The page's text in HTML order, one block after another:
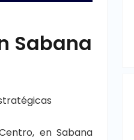
Sabana
en Sabana